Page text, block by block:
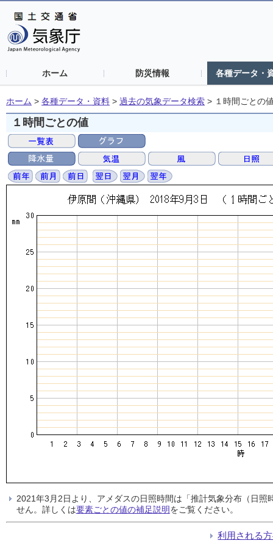
ホーム 防災情報 各種データ・
ホーム > 各種データ・資料 > 過去の気象データ検索 > １時間ごとの
１時間ごとの値
2021年3月2日より、アメダスの日照時間は「推計気象分布（日
せん。詳しくは要素ごとの値の補足説明をご覧ください。
利用される